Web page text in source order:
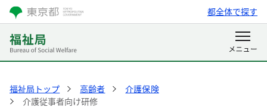
都全体で探す
福祉局トップ 高齢者
介護保険
介護従事者向け研修